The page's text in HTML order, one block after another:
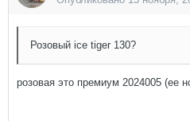
Розовый ice tiger 130?
розовая это премиум 2024005 (ее